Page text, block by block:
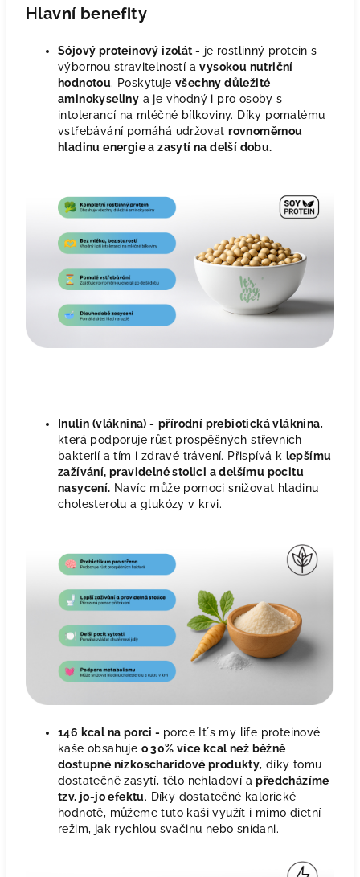
Hlavní benefity
Sójový proteinový izolát - je rostlinný protein s
výbornou stravitelností avysokou nutriční
hodnotou. Poskytujevšechny důležité
aminokyseliny a je vhodný i pro osoby s
intolerancí na mléčné bílkoviny. Díky pomalému
vstřebávání pomáhá udržovatrovnoměrnou
hladinu energie a zasytí na delší dobu.
Inulin (vláknina) - přírodní prebiotická vláknina,
která podporuje růst prospěšných střevních
bakterií a tím i zdravé trávení. Přispívá k lepšímu
zažívání, pravidelné stolici a delšímu pocitu
nasycení. Navíc může pomoci snižovat hladinu
cholesterolu a glukózy v krvi.
146 kcal na porci - porce It´s my life proteinové
kaše obsahuje o 30% více kcal než běžně
dostupné nízkoscharidové produkty, díky tomu
dostatečně zasytí, tělo nehladoví apředcházíme
tzv. jo-jo efektu. Díky dostatečné kalorické
hodnotě, můžeme tuto kaši využít i mimo dietní
režim, jak rychlou svačinu nebo snídani.